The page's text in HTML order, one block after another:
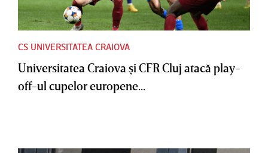
CS UNIVERSITATEA CRAIOVA
Universitatea Craiova şi CFR Cluj atacă play-
off-ul cupelor europene...